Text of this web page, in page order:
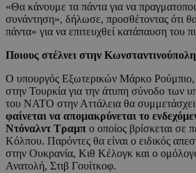
«Θα κάνουμε τα πάντα για να
συνάντηση», δήλωσε, προσθέτοντας ότι
πάντα» για να επιτευχθεί κατάπαυση του
Ποιους στέλνει στην
Ο υπουργός Εξωτερικών Μάρκο Ρούμπιο,
στην Τουρκία για την άτυπη σύνοδο των
του ΝΑΤΟ στην Αττάλεια θα συμμετάσχει
φαίνεται να απομακρύνεται το
Ντόναλντ Τραμπ ο οποίος βρίσκεται σε
Κόλπου. Παρόντες θα είναι ο ειδικός
στην Ουκρανία, Κιθ Κέλογκ και ο
Ανατολή, Στιβ Γουίτκοφ.